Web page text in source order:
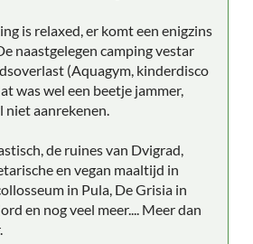
is relaxed, er komt een enigzins
naastgelegen camping vestar
(Aquagym, kinderdisco
was wel een beetje jammer,
niet aanrekenen.
de ruines van Dvigrad,
en vegan maaltijd in
in Pula, De Grisia in
en nog veel meer.... Meer dan